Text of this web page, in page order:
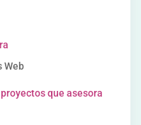
Web
que asesora